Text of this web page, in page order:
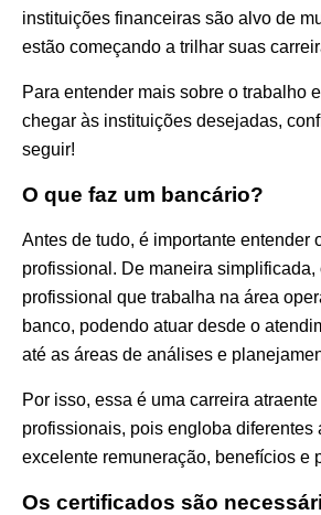
instituições financeiras são alvo de
estão começando a trilhar suas
Para entender mais sobre o trabalho
chegar às instituições desejadas,
seguir!
O que faz um bancário?
Antes de tudo, é importante entender
profissional. De maneira simplificada,
profissional que trabalha na área
banco, podendo atuar desde o
até as áreas de análises e
Por isso, essa é uma carreira
profissionais, pois engloba diferentes
excelente remuneração, benefícios e
Os certificados são